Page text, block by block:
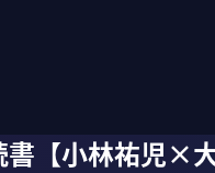
【小林祐児×大